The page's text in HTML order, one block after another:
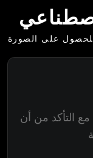
على الصورة
التأكد من أن